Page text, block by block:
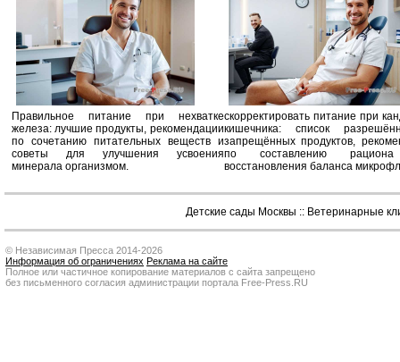
Правильное питание при нехватке
железа: лучшие продукты, рекомендации
по сочетанию питательных веществ и
советы для улучшения усвоения
минерала организмом.
скорректировать питание при
кишечника: список
запрещённых продуктов,
по составлению
восстановления баланса
Детские сады Москвы :: Ветеринарные
© Независимая Пресса 2014-2026
Информация об ограничениях Реклама на сайте
Полное или частичное копирование материалов с сайта запрещено
без письменного согласия администрации портала Free-Press.RU